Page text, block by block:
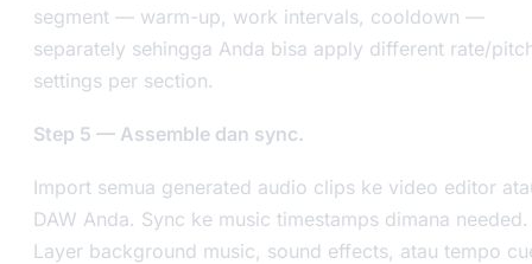
segment — warm-up, work intervals, cooldown —
separately sehingga Anda bisa apply different rate/
settings per section.
Step 5 — Assemble dan sync.
Import semua generated audio clips ke video editor
DAW Anda. Sync ke music timestamps dimana needed.
Layer background music, sound effects, atau tempo